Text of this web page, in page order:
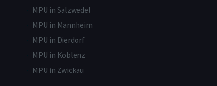
MPU in Salzwedel
MPU in Mannheim
MPU in Dierdorf
MPU in Koblenz
MPU in Zwickau